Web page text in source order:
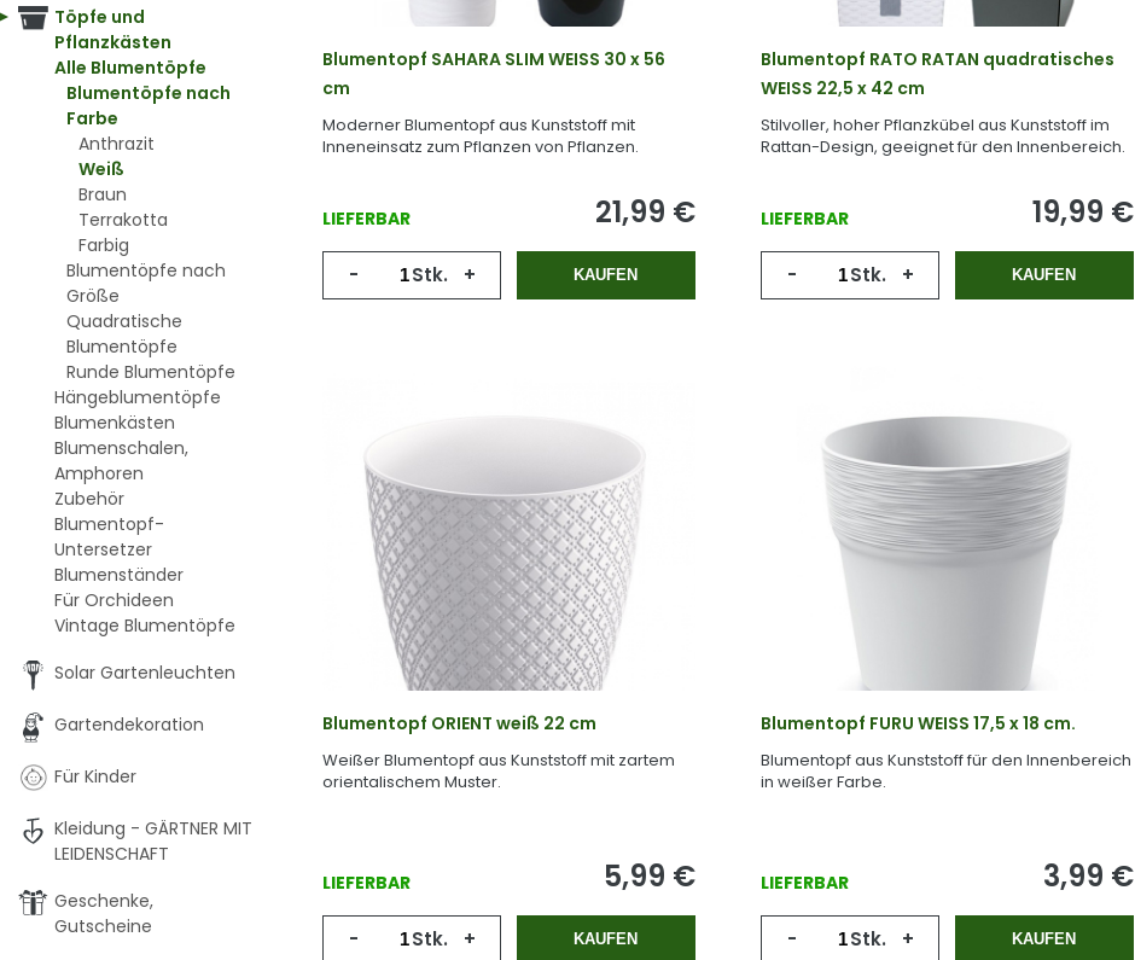
Blumentopf SAHARA SLIM WEISS 30 x 56
cm
Moderner Blumentopf aus Kunststoff mit
Inneneinsatz zum Pflanzen von Pflanzen.
LIEFERBAR 21,99 €
- Stk. + KAUFEN
Blumentopf RATO RATAN quadratisches
WEISS 22,5 x 42 cm
Stilvoller, hoher Pflanzkübel aus Kunststoff im
Rattan-Design, geeignet für den Innenbereich.
LIEFERBAR 19,99 €
- Stk. + KAUFEN
Blumentopf ORIENT weiß 22 cm
Weißer Blumentopf aus Kunststoff mit zartem
orientalischem Muster.
LIEFERBAR 5,99 €
- Stk. + KAUFEN
Blumentopf FURU WEISS 17,5 x 18 cm.
Blumentopf aus Kunststoff für den Innenbereich
in weißer Farbe.
LIEFERBAR 3,99 €
- Stk. + KAUFEN
Töpfe und
Pflanzkästen
Alle Blumentöpfe
Blumentöpfe nach
Farbe
Anthrazit
Weiß
Braun
Terrakotta
Farbig
Blumentöpfe nach
Größe
Quadratische
Blumentöpfe
Runde Blumentöpfe
Hängeblumentöpfe
Blumenkästen
Blumenschalen,
Amphoren
Zubehör
Blumentopf-
Untersetzer
Blumenständer
Für Orchideen
Vintage Blumentöpfe
Solar Gartenleuchten
Gartendekoration
Für Kinder
Kleidung - GÄRTNER MIT
LEIDENSCHAFT
Geschenke,
Gutscheine